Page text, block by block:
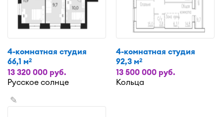
4-комнатная студия
66,1 м2
13 320 000 руб.
Русское солнце
4-комнатная студия
92,3 м2
13 500 000 руб.
Кольца
✎